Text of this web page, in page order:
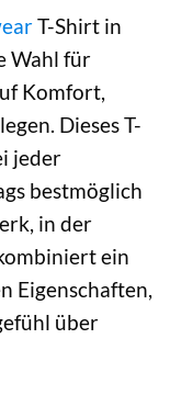
T-Shirt in
Wahl für
Komfort,
Dieses T-
jeder
bestmöglich
in der
ein
Eigenschaften,
über